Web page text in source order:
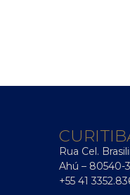
Rua Cel.
Ahú – 80540-
+55 41